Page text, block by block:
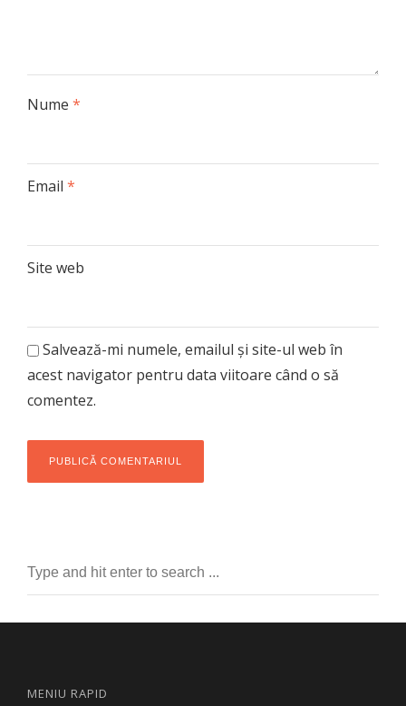
Nume *
Email *
Site web
Salvează-mi numele, emailul și site-ul web în
acest navigator pentru data viitoare când o să
comentez.
MENIU RAPID